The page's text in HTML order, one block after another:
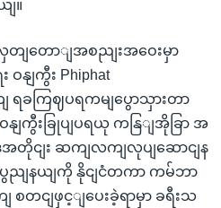
။
တျတောျအစညျးအဝေးမှာ
ဝနျကွီး Phiphat
ျ ရခကြဈပရကမျပွောသှားတာ
ျကွီးခြုပျပရယု ကနြျအိုခြာ အ
တိုငျး ဆကျလကျလုပျဆောငျန
ပွညျနယျကို နိုငျငံတကာ ကမ်ဘာ
ငျဖှင့ျပေးခဲ့ရာမှာ ခရီးသ